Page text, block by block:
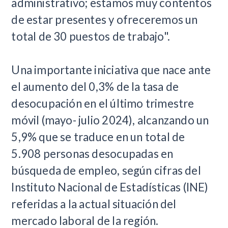
administrativo; estamos muy contentos
de estar presentes y ofreceremos un
total de 30 puestos de trabajo".
Una importante iniciativa que nace ante
el aumento del 0,3% de la tasa de
desocupación en el último trimestre
móvil (mayo- julio 2024), alcanzando un
5,9% que se traduce en un total de
5.908 personas desocupadas en
búsqueda de empleo, según cifras del
Instituto Nacional de Estadísticas (INE)
referidas a la actual situación del
mercado laboral de la región.